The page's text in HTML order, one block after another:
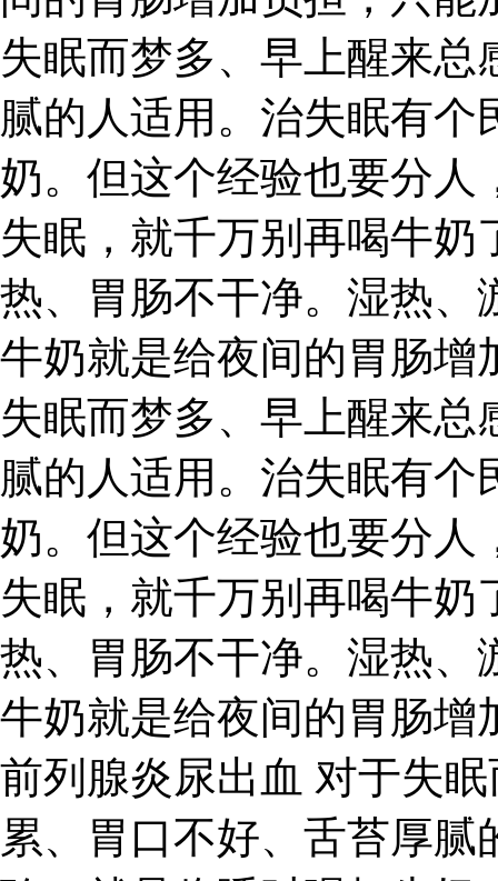
失眠而梦多、早上醒来
腻的人适用。治失眠有
奶。但这个经验也要分人
失眠，就千万别再喝牛
热、胃肠不干净。湿热、
牛奶就是给夜间的胃肠增
失眠而梦多、早上醒来
腻的人适用。治失眠有
奶。但这个经验也要分人
失眠，就千万别再喝牛
热、胃肠不干净。湿热、
牛奶就是给夜间的胃肠增
前列腺炎尿出血 对于失
累、胃口不好、舌苔厚